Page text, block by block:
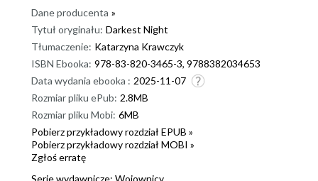
Dane producenta »
Tytuł oryginału: Darkest Night
Tłumaczenie: Katarzyna Krawczyk
ISBN Ebooka: 978-83-820-3465-3, 9788382034653
Data wydania ebooka : 2025-11-07
Rozmiar pliku ePub: 2.8MB
Rozmiar pliku Mobi: 6MB
Pobierz przykładowy rozdział EPUB »
Pobierz przykładowy rozdział MOBI »
Zgłoś erratę
Serie wydawnicze: Wojownicy